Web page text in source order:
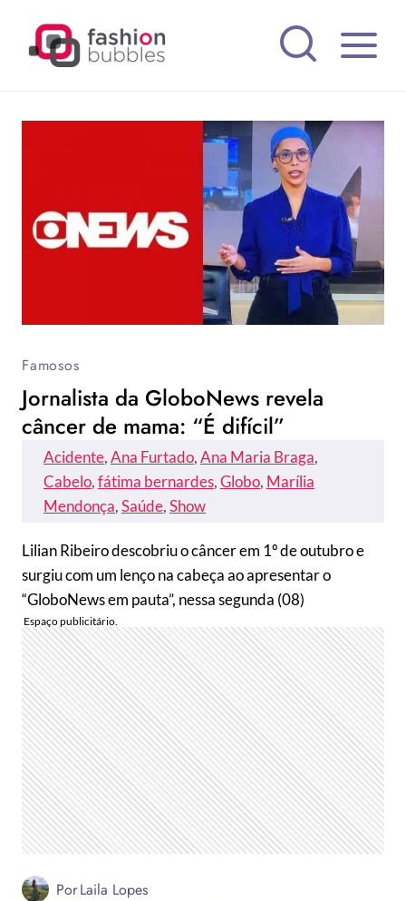
Famosos
Jornalista da GloboNews revela
câncer de mama: “É difícil”
Acidente, Ana Furtado, Ana Maria Braga
Cabelo, fátima bernardes, Globo, Marília
Mendonça, Saúde, Show
Lilian Ribeiro descobriu o câncer em 1º de outubro e
surgiu com um lenço na cabeça ao apresentar o
“GloboNews em pauta”, nessa segunda (08)
PorLaila Lopes